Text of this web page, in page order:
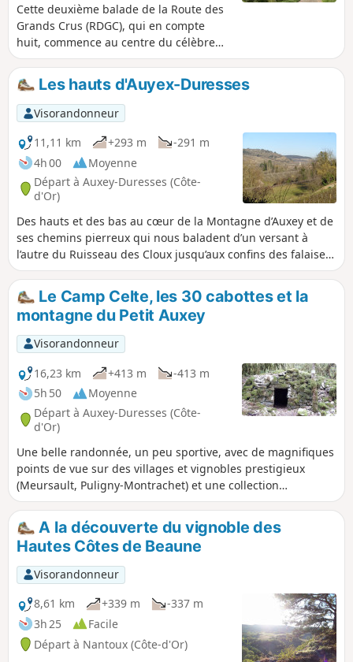
Cette deuxième balade de la Route des
Grands Crus (RDGC), qui en compte
huit, commence au centre du célèbre
village viticole de Meursault et rejoint la
RDGC proprement dite à l'ouest du
village ou un peu plus loin, près
d'Auxey-Duresses. Elle continue à
travers le charmant village d'Auxey-
Duresses et traverse une campagne et
des vignobles magnifiques. Même s'il y
a une montée raide, celle-ci offre une
vue imprenable sur les villages de la
vallée en contrebas, avant d'atteindre
finalement le village viticole de
Pommard. La balade est accessible aux
chiens. Il s'agit de la deuxième étape de
la Route des Grands Crus.
Les hauts d'Auyex-Duresses
Visorandonneur
11,11 km
+293 m
-291 m
4h 00
Moyenne
Départ à Auxey-Duresses (Côte-
d'Or)
Des hauts et des bas au cœur de la Montagne d’Auxey et de
ses chemins pierreux qui nous baladent d’un versant à
l’autre du Ruisseau des Cloux jusqu’aux confins des falaises
de Saint-Romain. Une variété de paysages à découvrir
tranquillement à travers chaume, bois et vignoble au
rythme qui nous convient sur la journée ou la demi-journée.
Le Camp Celte, les 30 cabottes et la
montagne du Petit Auxey
Visorandonneur
16,23 km
+413 m
-413 m
5h 50
Moyenne
Départ à Auxey-Duresses (Côte-
d'Or)
Une belle randonnée, un peu sportive, avec de magnifiques
points de vue sur des villages et vignobles prestigieux
(Meursault, Puligny-Montrachet) et une collection
extraordinaire de cabottes.
A la découverte du vignoble des
Hautes Côtes de Beaune
Visorandonneur
8,61 km
+339 m
-337 m
3h 25
Facile
Départ à Nantoux (Côte-d'Or)